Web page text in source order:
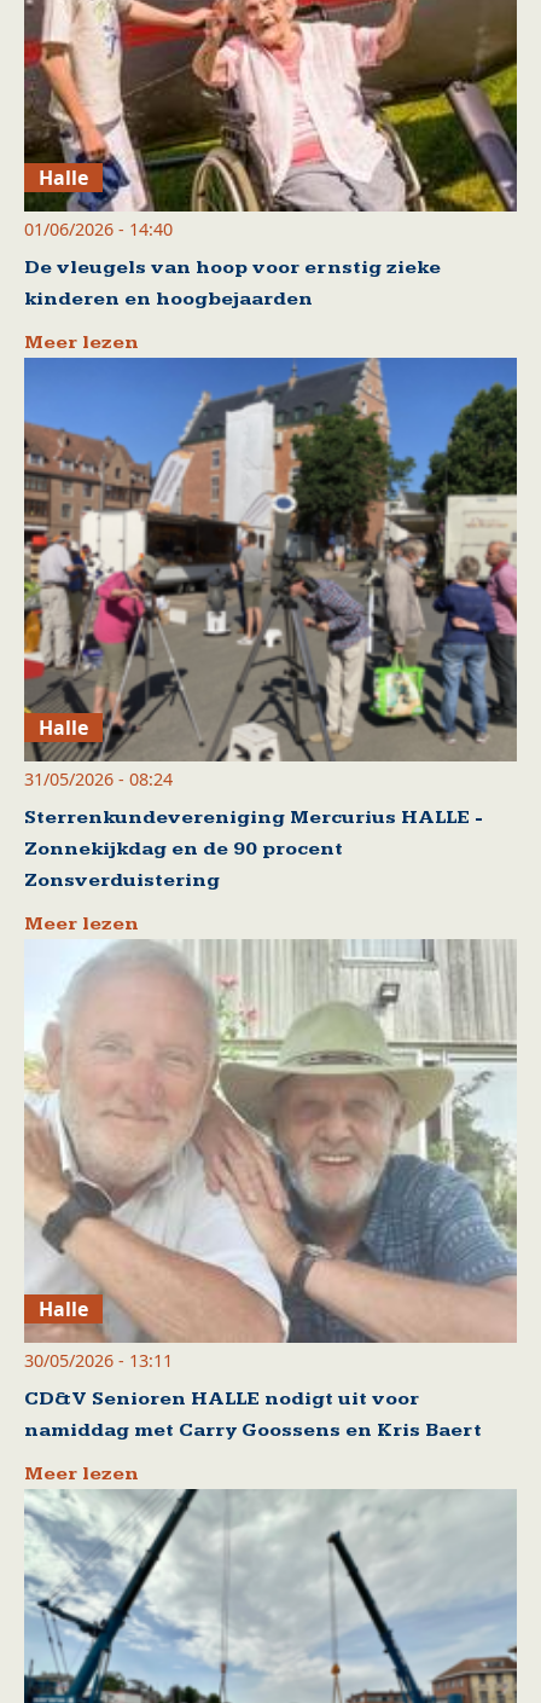
Halle
01/06/2026 - 14:40
De vleugels van hoop voor ernstig zieke
kinderen en hoogbejaarden
Meer lezen
Halle
31/05/2026 - 08:24
Sterrenkundevereniging Mercurius HALLE -
Zonnekijkdag en de 90 procent
Zonsverduistering
Meer lezen
Halle
30/05/2026 - 13:11
CD&V Senioren HALLE nodigt uit voor
namiddag met Carry Goossens en Kris Baert
Meer lezen